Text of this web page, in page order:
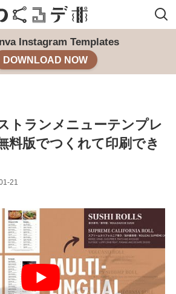
Instagram Templates
DOWNLOAD NOW
トランメニューテンプレ
料版でつくれて印刷でき
21